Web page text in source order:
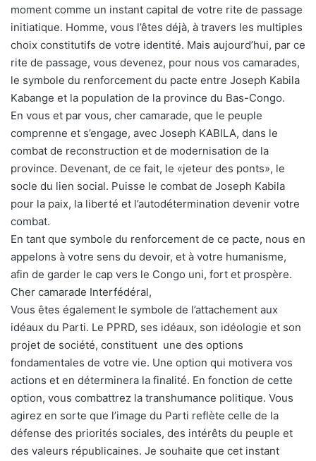
moment comme un instant capital de votre rite de passage
initiatique. Homme, vous l’êtes déjà, à travers les multiples
choix constitutifs de votre identité. Mais aujourd’hui, par ce
rite de passage, vous devenez, pour nous vos camarades,
le symbole du renforcement du pacte entre Joseph Kabila
Kabange et la population de la province du Bas-Congo.
En vous et par vous, cher camarade, que le peuple
comprenne et s’engage, avec Joseph KABILA, dans le
combat de reconstruction et de modernisation de la
province. Devenant, de ce fait, le «jeteur des ponts», le
socle du lien social. Puisse le combat de Joseph Kabila
pour la paix, la liberté et l’autodétermination devenir votre
combat.
En tant que symbole du renforcement de ce pacte, nous en
appelons à votre sens du devoir, et à votre humanisme,
afin de garder le cap vers le Congo uni, fort et prospère.
Cher camarade Interfédéral,
Vous êtes également le symbole de l’attachement aux
idéaux du Parti. Le PPRD, ses idéaux, son idéologie et son
projet de société, constituent une des options
fondamentales de votre vie. Une option qui motivera vos
actions et en déterminera la finalité. En fonction de cette
option, vous combattrez la transhumance politique. Vous
agirez en sorte que l’image du Parti reflète celle de la
défense des priorités sociales, des intérêts du peuple et
des valeurs républicaines. Je souhaite que cet instant